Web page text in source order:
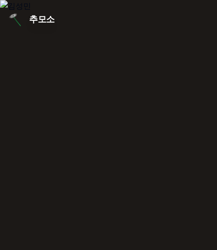
본문 바로가기
추모소